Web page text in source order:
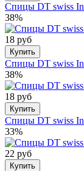
Спицы DT swiss
38%
18 руб
Купить
Спицы DT swiss
38%
18 руб
Купить
Спицы DT swiss
33%
22 руб
Купить